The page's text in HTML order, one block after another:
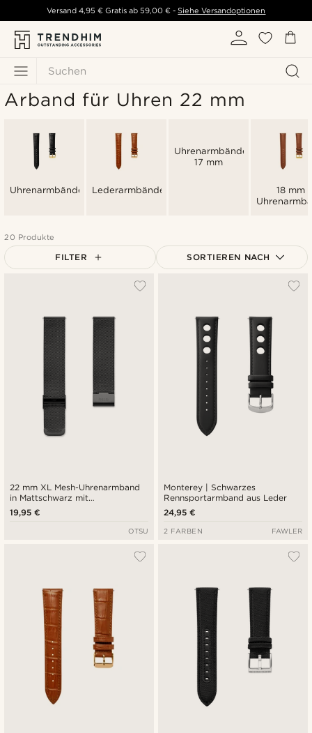
Suchen
Versand 4,95 € Gratis ab59,00 € - Siehe Versandoptionen
Arband für Uhren 22 mm
Uhrenarmbänder Lederarmbänder
Uhrenarmbänder
17 mm
18 mm
20 Produkte
FILTER SORTIEREN NACH
Niedrigster Preis
Höchster Preis
22 mm XL Mesh-Uhrenarmband
in Mattschwarz mit
Schnellverschluss
19,95 €
OTSU
Monterey | Schwarzes
Rennsportarmband aus Leder
24,95 €
2 FARBEN FAWLER